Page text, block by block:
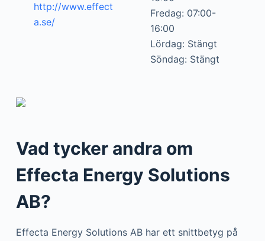
http://www.effect
a.se/
Fredag: 07:00-
16:00
Lördag: Stängt
Söndag: Stängt
Vad tycker andra om
Effecta Energy Solutions
AB?
Effecta Energy Solutions AB har ett snittbetyg på